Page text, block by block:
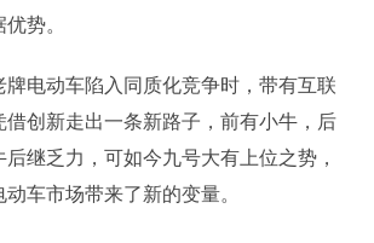
势。
牌电动车陷入同质化竞争时，带有互联
借创新走出一条新路子，前有小牛，后
继乏力，可如今九号大有上位之势，
车市场带来了新的变量。